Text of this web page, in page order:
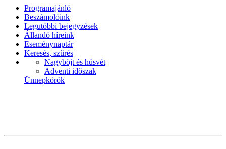
Programajánló
Beszámolóink
Legutóbbi bejegyzések
Állandó híreink
Eseménynaptár
Keresés, szűrés
Nagyböjt és húsvét
Adventi időszak
Ünnepkörök